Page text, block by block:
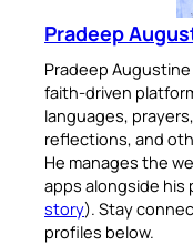
Pradeep
Pradeep
faith-driven
languages,
reflections, and
He manages the
apps alongside his
story). Stay
profiles below.